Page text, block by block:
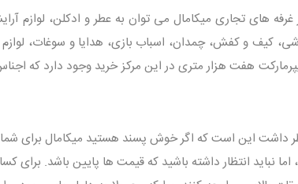
غرفه های تجاری میکامال می توان به عطر و ادکلن، لوازم
کیف و کفش، چمدان، اسباب بازی، هدایا و سوغات،
هفت هزار متری در این مرکز خرید وجود دارد که
داشت این است که اگر خوش پسند هستید میکامال برای شما
اما نباید انتظار داشته باشید که قیمت ها پایین باشد. برای